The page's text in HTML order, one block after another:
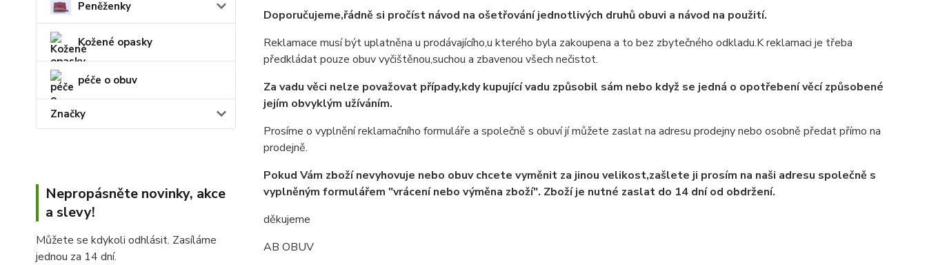
Peněženky
Kožené opasky
péče o obuv
Značky
Nepropásněte novinky, akce
a slevy!
Můžete se kdykoli odhlásit. Zasíláme
jednou za 14 dní.
Doporučujeme,řádně si pročíst návod na ošetřování jednotlivých druhů obuvi a návod na použití.
Reklamace musí být uplatněna u prodávajícího,u kterého byla zakoupena a to bez zbytečného odkladu.K reklamaci je třeba
předkládat pouze obuv vyčištěnou,suchou a zbavenou všech nečistot.
Za vadu věci nelze považovat případy,kdy kupující vadu způsobil sám nebo když se jedná o opotřebení věcí způsobené
jejím obvyklým užíváním.
Prosíme o vyplnění reklamačního formuláře a společně s obuví jí můžete zaslat na adresu prodejny nebo osobně předat přímo na
prodejně.
Pokud Vám zboží nevyhovuje nebo obuv chcete vyměnit za jinou velikost,zašlete ji prosím na naši adresu společně s
vyplněným formulářem "vrácení nebo výměna zboží". Zboží je nutné zaslat do 14 dní od obdržení.
děkujeme
AB OBUV